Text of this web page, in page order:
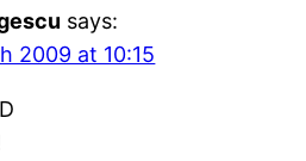
says:
2009 at 10:15